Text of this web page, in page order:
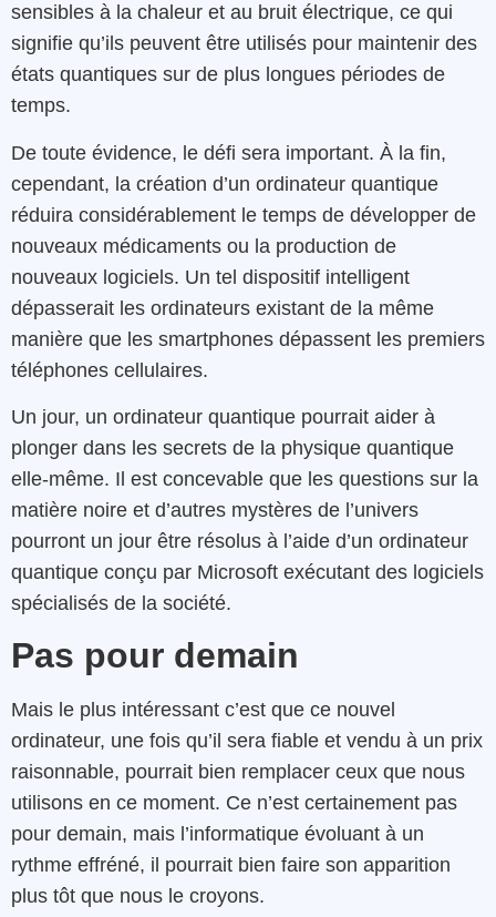
sensibles à la chaleur et au bruit électrique, ce qui
signifie qu’ils peuvent être utilisés pour maintenir des
états quantiques sur de plus longues périodes de
temps.
De toute évidence, le défi sera important. À la fin,
cependant, la création d’un ordinateur quantique
réduira considérablement le temps de développer de
nouveaux médicaments ou la production de
nouveaux logiciels. Un tel dispositif intelligent
dépasserait les ordinateurs existant de la même
manière que les smartphones dépassent les premiers
téléphones cellulaires.
Un jour, un ordinateur quantique pourrait aider à
plonger dans les secrets de la physique quantique
elle-même. Il est concevable que les questions sur la
matière noire et d’autres mystères de l’univers
pourront un jour être résolus à l’aide d’un ordinateur
quantique conçu par Microsoft exécutant des logiciels
spécialisés de la société.
Pas pour demain
Mais le plus intéressant c’est que ce nouvel
ordinateur, une fois qu’il sera fiable et vendu à un prix
raisonnable, pourrait bien remplacer ceux que nous
utilisons en ce moment. Ce n’est certainement pas
pour demain, mais l’informatique évoluant à un
rythme effréné, il pourrait bien faire son apparition
plus tôt que nous le croyons.